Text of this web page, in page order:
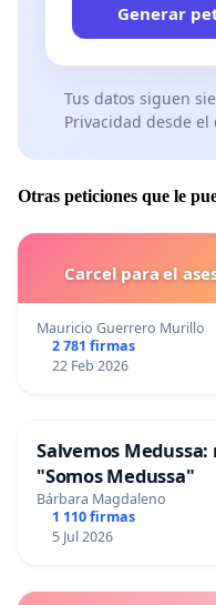
Generar
Tus datos siguen
Privacidad desde el
Otras peticiones que le
Carcel para el
Mauricio Guerrero Murillo
2 781 firmas
22 Feb 2026
Salvemos
"Somos Medussa"
Bárbara Magdaleno
1 110 firmas
5 Jul 2026